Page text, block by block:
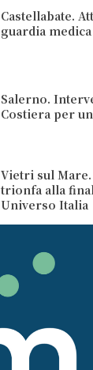
Castellabate.
guardia
Salerno.
Costiera per
Vietri sul
trionfa alla
Universo Italia